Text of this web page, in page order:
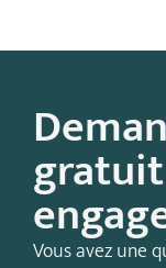
Vous avez une